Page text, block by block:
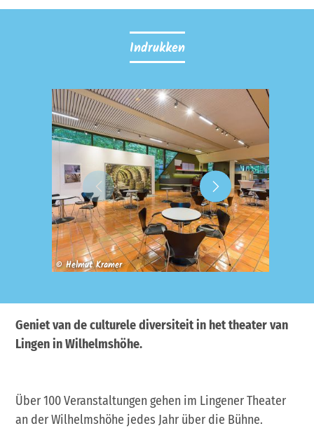
Indrukken
© Helmut Kramer
Geniet van de culturele diversiteit in het theater van
Lingen in Wilhelmshöhe.
Über 100 Veranstaltungen gehen im Lingener Theater
an der Wilhelmshöhe jedes Jahr über die Bühne.